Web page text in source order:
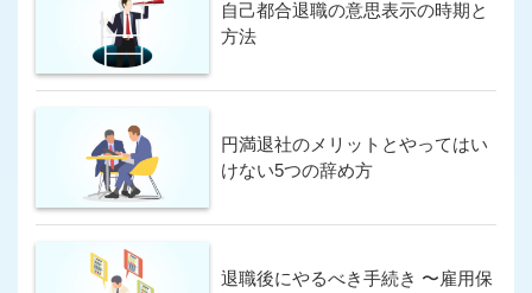
自己都合退職の意思表示の時期と
方法
円満退社のメリットとやってはい
けない5つの辞め方
退職後にやるべき手続き 〜雇用保